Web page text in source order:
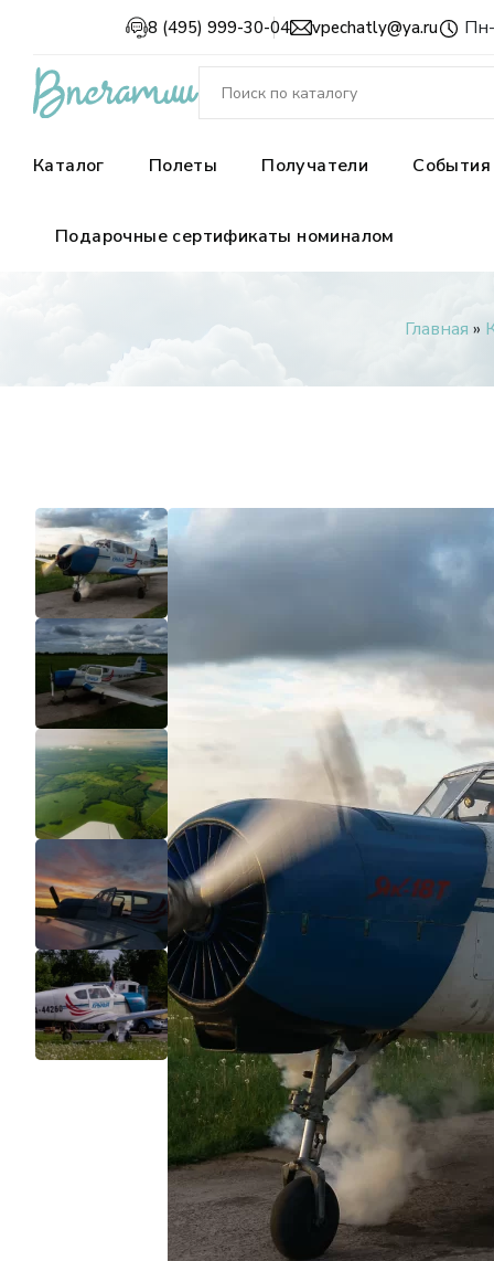
8 (495) 999-30-04 vpechatly@ya.ru
Каталог Полеты Получатели События
Подарочные сертификаты номиналом
Главная »